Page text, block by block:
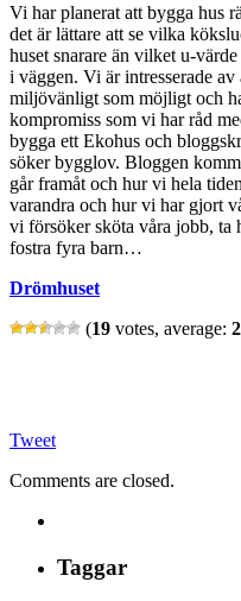
Vi har planerat att bygga hus
det är lättare att se vilka
huset snarare än vilket u-
i väggen. Vi är intresserade
miljövänligt som möjligt och
kompromiss som vi har råd
bygga ett Ekohus och
söker bygglov. Bloggen
går framåt och hur vi hela
varandra och hur vi har gjort
vi försöker sköta våra jobb, ta
fostra fyra barn…
Drömhuset
(19 votes, average:
Tweet
Comments are closed.
Taggar